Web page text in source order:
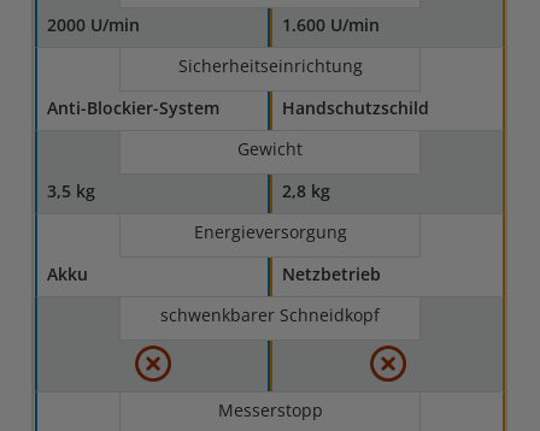
2000 U/min
1.600 U/min
Sicherheitseinrichtung
Anti-Blockier-System
Handschutzschild
Gewicht
3,5 kg
2,8 kg
Energieversorgung
Akku
Netzbetrieb
schwenkbarer Schneidkopf
Messerstopp